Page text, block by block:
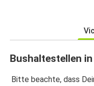
Bushaltestellen
Bitte beachte, dass